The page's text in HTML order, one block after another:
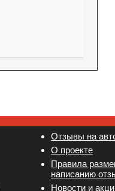
Отзывы на
Новости и